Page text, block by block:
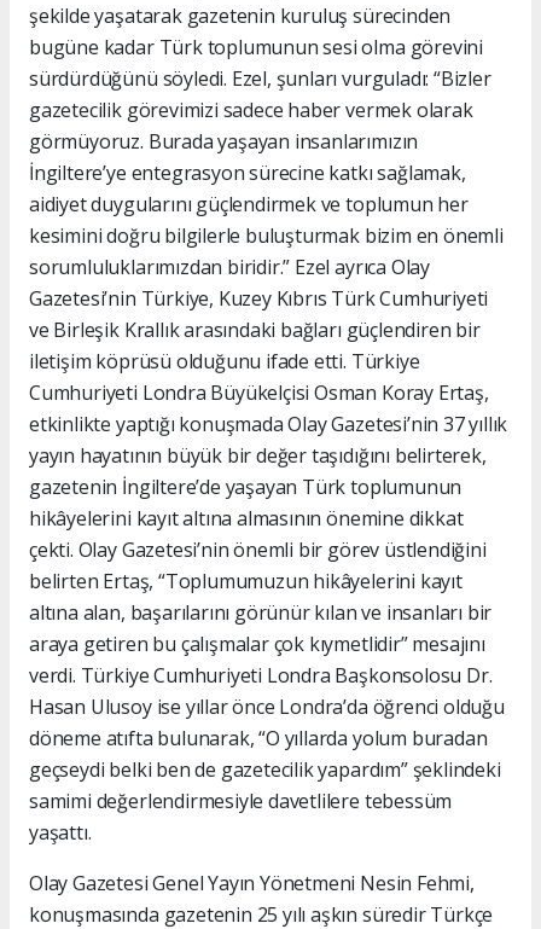
şekilde yaşatarak gazetenin kuruluş sürecinden
bugüne kadar Türk toplumunun sesi olma görevini
sürdürdüğünü söyledi. Ezel, şunları vurguladı: “Bizler
gazetecilik görevimizi sadece haber vermek olarak
görmüyoruz. Burada yaşayan insanlarımızın
İngiltere’ye entegrasyon sürecine katkı sağlamak,
aidiyet duygularını güçlendirmek ve toplumun her
kesimini doğru bilgilerle buluşturmak bizim en önemli
sorumluluklarımızdan biridir.” Ezel ayrıca Olay
Gazetesi’nin Türkiye, Kuzey Kıbrıs Türk Cumhuriyeti
ve Birleşik Krallık arasındaki bağları güçlendiren bir
iletişim köprüsü olduğunu ifade etti. Türkiye
Cumhuriyeti Londra Büyükelçisi Osman Koray Ertaş,
etkinlikte yaptığı konuşmada Olay Gazetesi’nin 37 yıllık
yayın hayatının büyük bir değer taşıdığını belirterek,
gazetenin İngiltere’de yaşayan Türk toplumunun
hikâyelerini kayıt altına almasının önemine dikkat
çekti. Olay Gazetesi’nin önemli bir görev üstlendiğini
belirten Ertaş, “Toplumumuzun hikâyelerini kayıt
altına alan, başarılarını görünür kılan ve insanları bir
araya getiren bu çalışmalar çok kıymetlidir” mesajını
verdi. Türkiye Cumhuriyeti Londra Başkonsolosu Dr.
Hasan Ulusoy ise yıllar önce Londra’da öğrenci olduğu
döneme atıfta bulunarak, “O yıllarda yolum buradan
geçseydi belki ben de gazetecilik yapardım” şeklindeki
samimi değerlendirmesiyle davetlilere tebessüm
yaşattı.
Olay Gazetesi Genel Yayın Yönetmeni Nesin Fehmi,
konuşmasında gazetenin 25 yılı aşkın süredir Türkçe